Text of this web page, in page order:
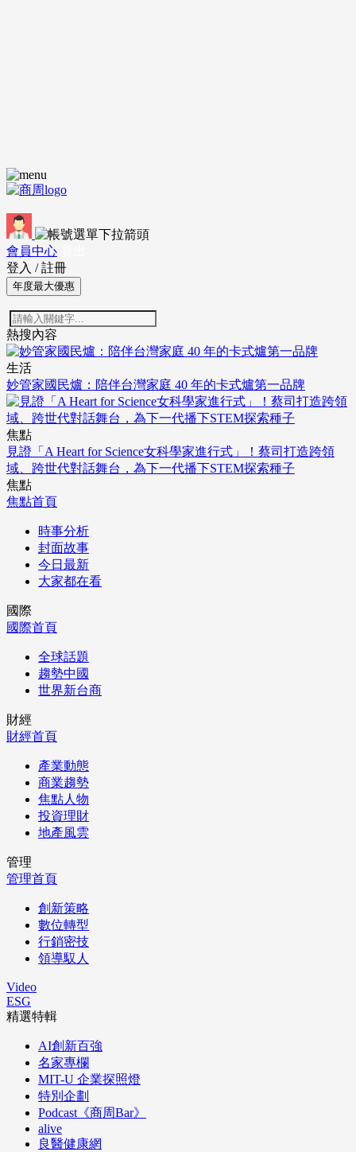
會員中心
登入 / 註冊
年度最大優惠
熱搜內容
生活
妙管家國民爐：陪伴台灣家庭 40 年的卡式爐第一品牌
焦點
見證「A Heart for Science女科學家進行式」！蔡司打造跨領
域、跨世代對話舞台，為下一代播下STEM探索種子
焦點
焦點首頁
時事分析
封面故事
今日最新
大家都在看
國際
國際首頁
全球話題
趨勢中國
世界新台商
財經
財經首頁
產業動態
商業趨勢
焦點人物
投資理財
地產風雲
管理
管理首頁
創新策略
數位轉型
行銷密技
領導馭人
Video
ESG
精選特輯
AI創新百強
名家專欄
MIT-U 企業探照燈
特別企劃
Podcast《商周Bar》
alive
良醫健康網